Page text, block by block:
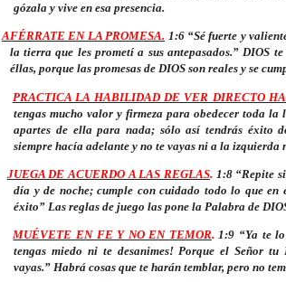
gózala y vive en esa presencia.
AFÉRRATE EN LA PROMESA. 1:6 “Sé fuerte y
la tierra que les prometí a sus antepasados.” DIOS
éllas, porque las promesas de DIOS son reales y se
PRACTICA LA HABILIDAD DE VER DIRECTO
tengas mucho valor y firmeza para obedecer toda la
apartes de ella para nada; sólo así tendrás éxito
siempre hacía adelante y no te vayas ni a la izquierda
JUEGA DE ACUERDO A LAS REGLAS. 1:8 “Repite
día y de noche; cumple con cuidado todo lo que en
éxito” Las reglas de juego las ponela Palabra de
MUÉVETE EN FE Y NO EN TEMOR. 1:9 “Ya te
tengas miedo ni te desanimes! Porque el Señor
vayas.” Habrá cosas que te harán temblar, pero no